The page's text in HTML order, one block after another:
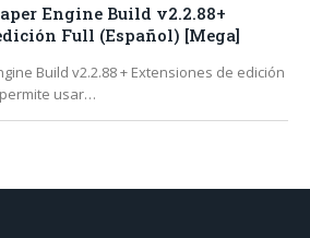
Engine Build v2.2.88+
Full (Español) [Mega]
Build v2.2.88 + Extensiones de edición
permite usar…